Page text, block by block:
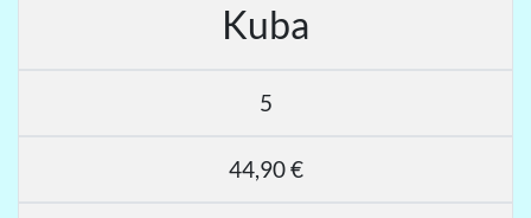
Kuba
5
44,90 €